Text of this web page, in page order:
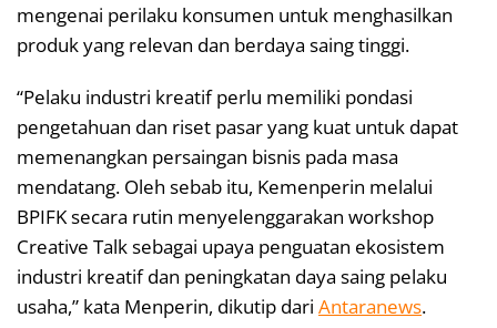
mengenai perilaku konsumen untuk menghasilkan
produk yang relevan dan berdaya saing tinggi.
“Pelaku industri kreatif perlu memiliki pondasi
pengetahuan dan riset pasar yang kuat untuk dapat
memenangkan persaingan bisnis pada masa
mendatang. Oleh sebab itu, Kemenperin melalui
BPIFK secara rutin menyelenggarakan workshop
Creative Talk sebagai upaya penguatan ekosistem
industri kreatif dan peningkatan daya saing pelaku
usaha,” kata Menperin, dikutip dari Antaranews.